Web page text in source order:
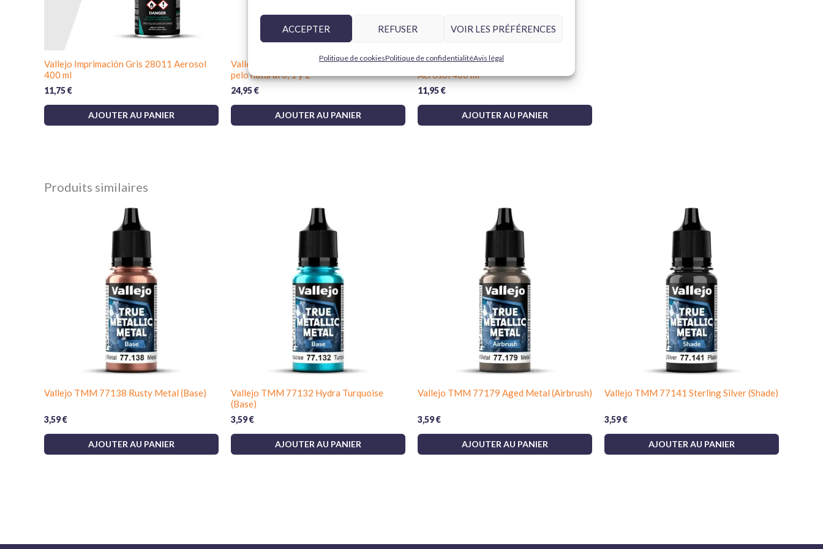
ACCEPTER REFUSER VOIR LES PRÉFÉRENCES
Politique de cookiesPolitique de confidentialitéAvis légal
Vallejo Imprimación Gris 28011 Aerosol
400 ml
11,75€
AJOUTER AU PANIER
Vallejo Design Set Pro Modeler B01991
pelo natural 0, 1 y 2
24,95€
AJOUTER AU PANIER
Vallejo Barniz Acrílico Mate 28531
Aerosol 400 ml
11,95€
AJOUTER AU PANIER
Produits similaires
Vallejo TMM 77138 Rusty Metal (Base)
3,59€
AJOUTER AU PANIER
Vallejo TMM 77132 Hydra Turquoise
(Base)
3,59€
AJOUTER AU PANIER
Vallejo TMM 77179 Aged Metal (Airbrush)
3,59€
AJOUTER AU PANIER
Vallejo TMM 77141 Sterling Silver (Shade)
3,59€
AJOUTER AU PANIER